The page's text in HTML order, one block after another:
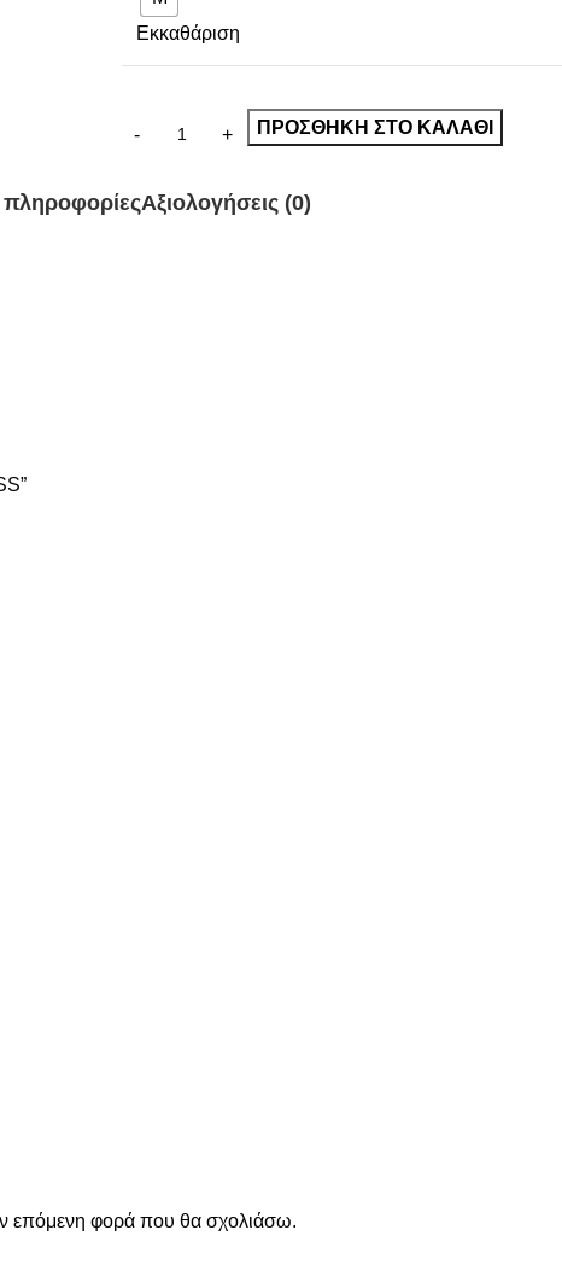
Εκκαθάριση
ΠΡΟΣΘΉΚΗ ΣΤΟ ΚΑΛΆΘΙ
Αξιολογήσεις (0)
επόμενη φορά που θα σχολιάσω.